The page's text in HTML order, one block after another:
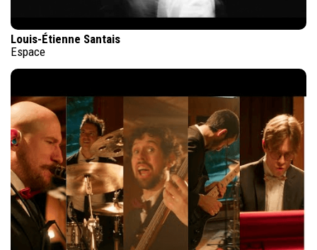
Louis-Étienne Santais
Espace